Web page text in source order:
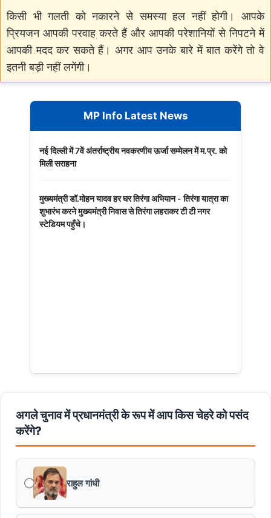
किसी भी गलती को नकारने से समस्या हल नहीं होगी। आपके
प्रियजन आपकी परवाह करते हैं और आपकी परेशानियों से निपटने में
आपकी मदद कर सकते हैं। अगर आप उनके बारे में बात करेंगे तो वे
इतनी बड़ी नहीं लगेंगी।
MP Info Latest News
नई दिल्ली में 7वें अंतर्राष्ट्रीय नवकरणीय ऊर्जा सम्मेलन में म.प्र. को
मिली सराहना
मुख्यमंत्री डॉ.मोहन यादव हर घर तिरंगा अभियान - तिरंगा यात्रा का
शुभारंभ करने मुख्यमंत्री निवास से तिरंगा लहराकर टी टी नगर
स्टेडियम पहुँचे।
अगले चुनाव में प्रधानमंत्री के रूप में आप किस चेहरे को पसंद
करेंगे?
राहुल गांधी